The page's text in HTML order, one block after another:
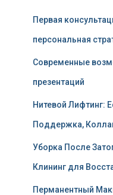
Первая
персональная
Современные
презентаций
Нитевой Лифтинг:
Поддержка,
Уборка После
Клининг для
Перманентный